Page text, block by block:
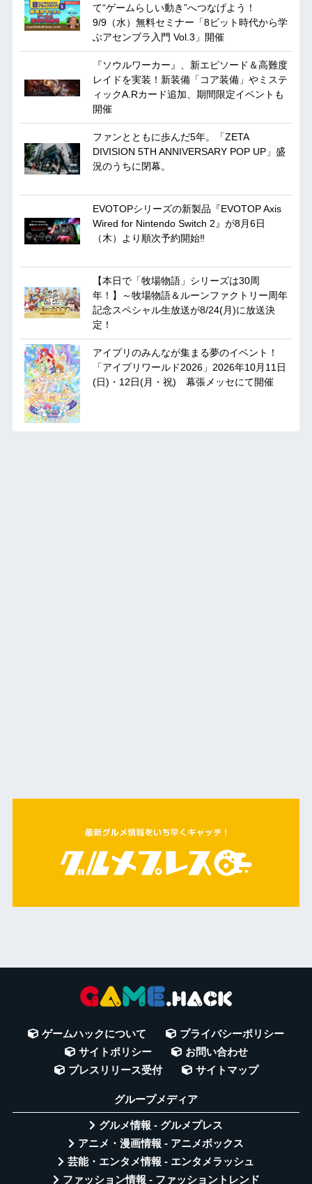
て“ゲームらしい動き”へつなげよう！
9/9（水）無料セミナー「8ビット時代から学
ぶアセンブラ入門 Vol.3」開催
『ソウルワーカー』、新エピソード＆高難度
レイドを実装！新装備「コア装備」やミステ
ィックA.Rカード追加、期間限定イベントも
開催
ファンとともに歩んだ5年。「ZETA
DIVISION 5TH ANNIVERSARY POP UP」盛
況のうちに閉幕。
EVOTOPシリーズの新製品『EVOTOP Axis
Wired for Nintendo Switch 2』が8月6日
（木）より順次予約開始‼
【本日で「牧場物語」シリーズは30周
年！】～牧場物語＆ルーンファクトリー周年
記念スペシャル生放送が8/24(月)に放送決
定！
アイプリのみんなが集まる夢のイベント！
「アイプリワールド2026」2026年10月11日
(日)・12日(月・祝) 幕張メッセにて開催
ゲームハックについて
プライバシーポリシー
サイトポリシー
お問い合わせ
プレスリリース受付
サイトマップ
グループメディア
グルメ情報 - グルメプレス
アニメ・漫画情報 - アニメボックス
芸能・エンタメ情報 - エンタメラッシュ
ファッション情報 - ファッショントレンド